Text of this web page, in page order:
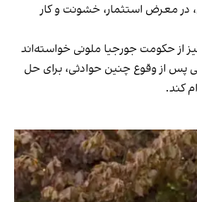
در معرض استثمار، خشونت و کار
از حکومت جورجیا ملونی خواسته‌اند
پس از وقوع چنین حوادثی، برای حل
کند.